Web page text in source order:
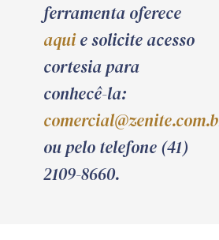
ferramenta oferece
aquie solicite acesso
cortesia para
conhecê-la:
ou pelo telefone (41)
2109-8660.